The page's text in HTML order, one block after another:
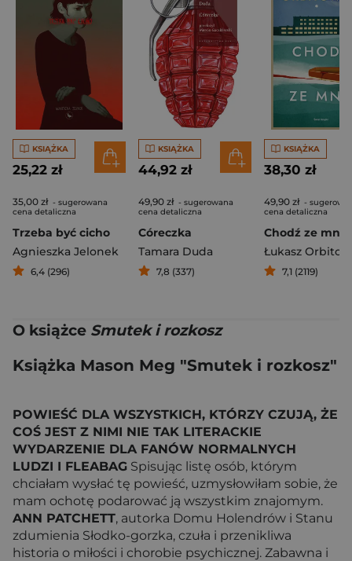
KSIĄŻKA
25,22 zł
35,00 zł - sugerowana
cena detaliczna
Trzeba być cicho
Agnieszka Jelonek
6,4 (296)
KSIĄŻKA
44,92 zł
49,90 zł - sugerowana
cena detaliczna
Córeczka
Tamara Duda
7,8 (337)
KSIĄŻKA
38,30 zł
49,90 zł -
cena detaliczna
Chodź ze mną
Łukasz
7,1 (2119)
O książce Smutek i rozkosz
Książka Mason Meg "Smutek i rozkosz"
POWIEŚĆ DLA WSZYSTKICH, KTÓRZY CZUJĄ, ŻE
COŚ JEST Z NIMI NIE TAK LITERACKIE
WYDARZENIE DLA FANÓW NORMALNYCH
LUDZI I FLEABAG Spisując listę osób, którym
chciałam wysłać tę powieść, uzmysłowiłam sobie, że
mam ochotę podarować ją wszystkim znajomym.
ANN PATCHETT, autorka Domu Holendrów i Stanu
zdumienia Słodko-gorzka, czuła i przenikliwa
historia o miłości i chorobie psychicznej. Zabawna i